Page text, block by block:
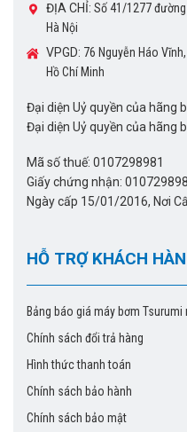
ĐỊA CHỈ: Số 41/1277
Hà Nội
VPGD: 76 Nguyễn Háo
Hồ Chí Minh
Đại diện Uỷ quyền của hãng
Đại diện Uỷ quyền của hãng
Mã số thuế: 0107298981
Giấy chứng nhận:
Ngày cấp 15/01/2016, Nơi
HỖ TRỢ KHÁCH
Bảng báo giá máy bơm
Chính sách đổi trả hàng
Hình thức thanh toán
Chính sách bảo hành
Chính sách bảo mật